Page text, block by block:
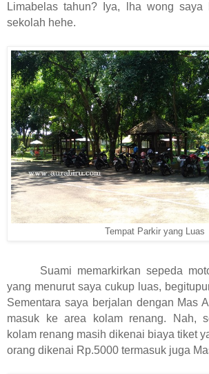
Limabelas tahun? Iya, lha wong
sekolah hehe.
Tempat Parkir yang Luas
Suami memarkirkan sepeda
yang menurut saya cukup luas,
Sementara saya berjalan dengan Mas
masuk ke area kolam renang. Nah,
kolam renang masih dikenai biaya tiket
orang dikenai Rp.5000 termasuk juga